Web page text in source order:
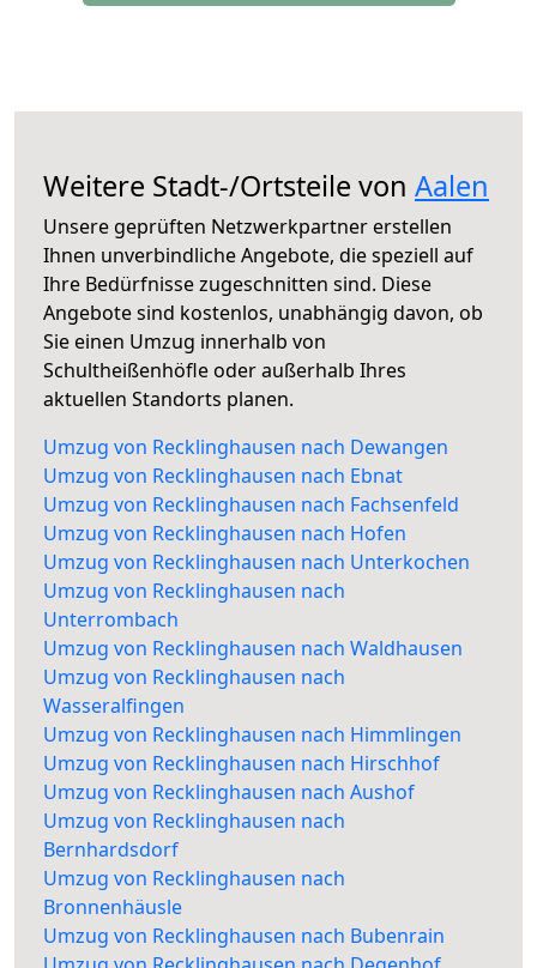
Weitere Stadt-/Ortsteile von Aalen
Unsere geprüften Netzwerkpartner erstellen
Ihnen unverbindliche Angebote, die speziell auf
Ihre Bedürfnisse zugeschnitten sind. Diese
Angebote sind kostenlos, unabhängig davon, ob
Sie einen Umzug innerhalb von
Schultheißenhöfle oder außerhalb Ihres
aktuellen Standorts planen.
Umzug von Recklinghausen nach Dewangen
Umzug von Recklinghausen nach Ebnat
Umzug von Recklinghausen nach Fachsenfeld
Umzug von Recklinghausen nach Hofen
Umzug von Recklinghausen nach Unterkochen
Umzug von Recklinghausen nach
Unterrombach
Umzug von Recklinghausen nach Waldhausen
Umzug von Recklinghausen nach
Wasseralfingen
Umzug von Recklinghausen nach Himmlingen
Umzug von Recklinghausen nach Hirschhof
Umzug von Recklinghausen nach Aushof
Umzug von Recklinghausen nach
Bernhardsdorf
Umzug von Recklinghausen nach
Bronnenhäusle
Umzug von Recklinghausen nach Bubenrain